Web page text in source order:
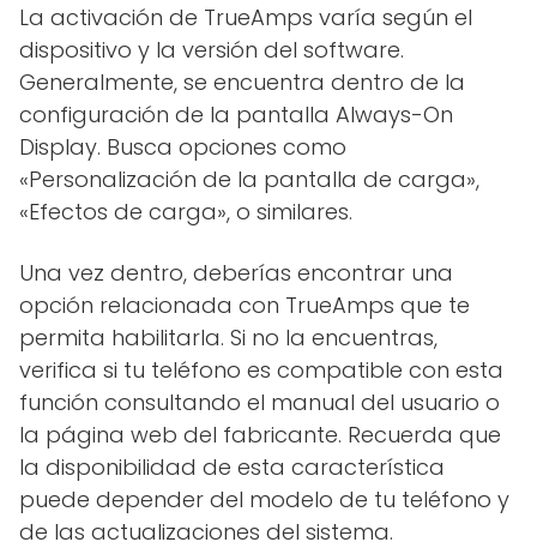
La activación de TrueAmps varía según el
dispositivo y la versión del software.
Generalmente, se encuentra dentro de la
configuración de la pantalla Always-On
Display. Busca opciones como
«Personalización de la pantalla de carga»,
«Efectos de carga», o similares.
Una vez dentro, deberías encontrar una
opción relacionada con TrueAmps que te
permita habilitarla. Si no la encuentras,
verifica si tu teléfono es compatible con esta
función consultando el manual del usuario o
la página web del fabricante. Recuerda que
la disponibilidad de esta característica
puede depender del modelo de tu teléfono y
de las actualizaciones del sistema.